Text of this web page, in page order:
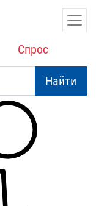
Спрос
Найти